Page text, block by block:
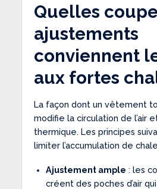
Quelles
ajustements
conviennent
aux fortes
La façon dont un vêtement
modifie la circulation de l’air
thermique. Les principes
limiter l’accumulation de
Ajustement ample : les
créent des poches d’air